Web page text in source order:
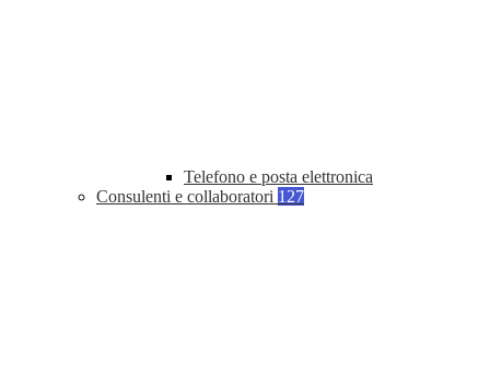
Telefono e posta elettronica
Consulenti e collaboratori 127